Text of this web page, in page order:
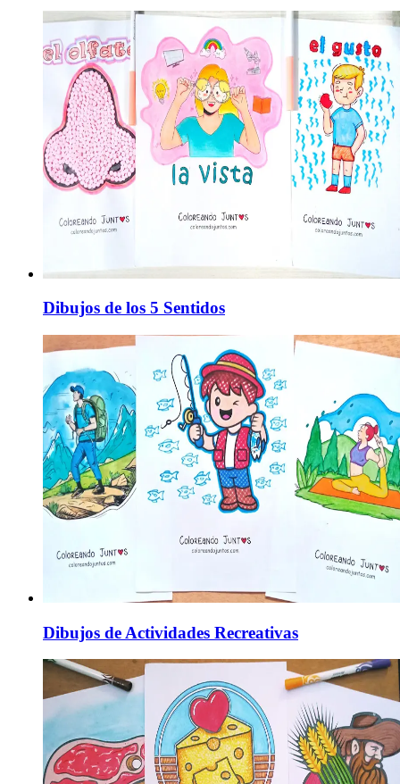
Dibujos de los 5 Sentidos
Dibujos de Actividades Recreativas